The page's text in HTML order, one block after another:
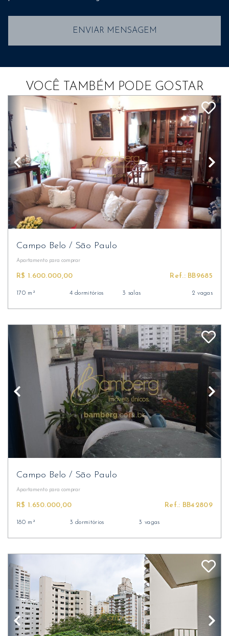
ENVIAR MENSAGEM
VOCÊ TAMBÉM PODE GOSTAR
Campo Belo/ São Paulo
Apartamento para comprar
R$ 1.600.000,00 Ref.: BB9685
170 m² 4 dormitórios 3 salas 2 vagas
Campo Belo/ São Paulo
Apartamento para comprar
R$ 1.650.000,00 Ref.: BB42809
180 m² 3 dormitórios 3 vagas